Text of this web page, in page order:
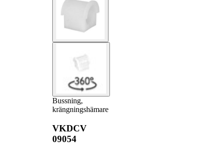
Bussning,
krängningshämare
VKDCV
09054